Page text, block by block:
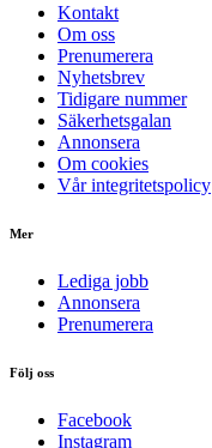
Kontakt
Om oss
Prenumerera
Nyhetsbrev
Tidigare nummer
Säkerhetsgalan
Annonsera
Om cookies
Vår integritetspolicy
Mer
Lediga jobb
Annonsera
Prenumerera
Följ oss
Facebook
Instagram